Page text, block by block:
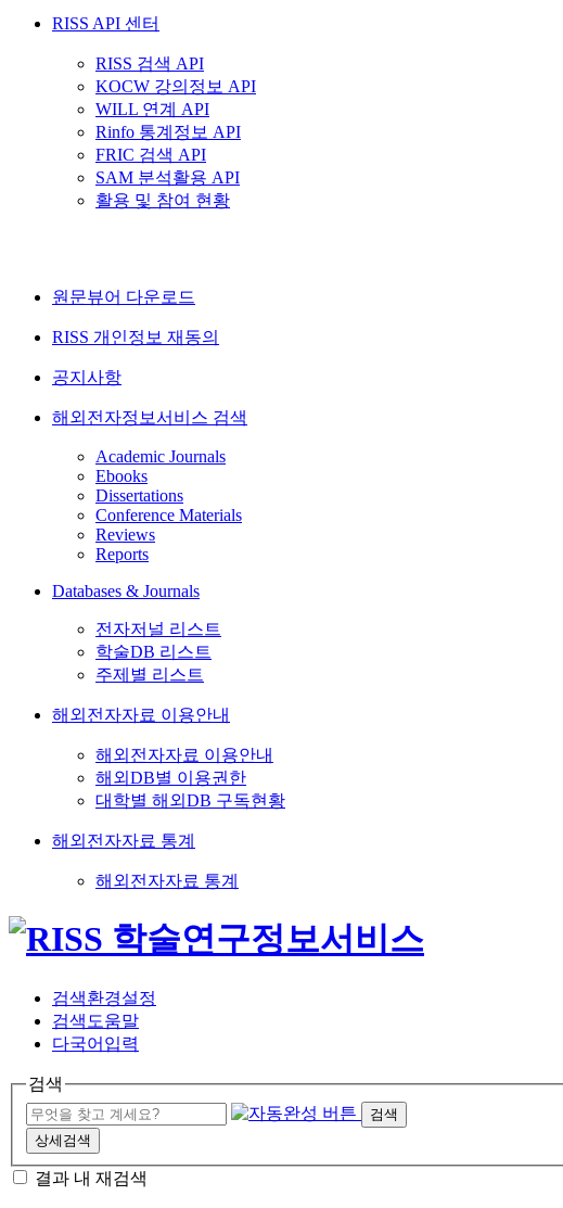
RISS API 센터
RISS 검색 API
KOCW 강의정보 API
WILL 연계 API
Rinfo 통계정보 API
FRIC 검색 API
SAM 분석활용 API
활용 및 참여 현황
원문뷰어 다운로드
RISS 개인정보 재동의
공지사항
해외전자정보서비스 검색
Academic Journals
Ebooks
Dissertations
Conference Materials
Reviews
Reports
Databases & Journals
전자저널 리스트
학술DB 리스트
주제별 리스트
해외전자자료 이용안내
해외전자자료 이용안내
해외DB별 이용권한
대학별 해외DB 구독현황
해외전자자료 통계
해외전자자료 통계
검색환경설정
검색도움말
다국어입력
검색
검색
상세검색
결과 내 재검색